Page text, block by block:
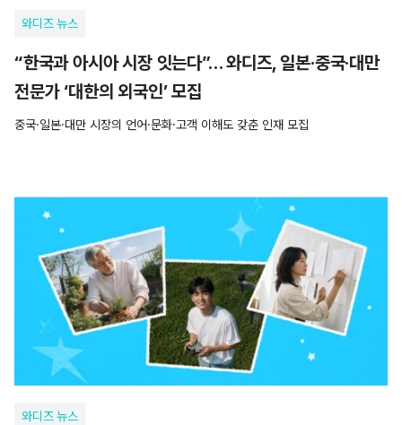
와디즈 뉴스
“한국과 아시아 시장 잇는다”… 와디즈, 일본·중국·대만
전문가 ‘대한의 외국인’ 모집
중국·일본·대만 시장의 언어·문화·고객 이해도 갖춘 인재 모집
와디즈 뉴스